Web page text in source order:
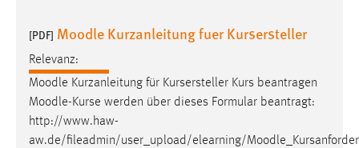
[PDF] Moodle Kurzanleitung fuer Kursersteller
Relevanz:
Moodle Kurzanleitung für Kursersteller Kurs beantragen
Moodle-Kurse werden über dieses Formular beantragt:
http://www.haw-
aw.de/fileadmin/user_upload/elearning/Moodle
Jahre, MIBEW_UserID = 1 Jahr
Login
Name:
fe_user, be_user, be_lastLoginProvider